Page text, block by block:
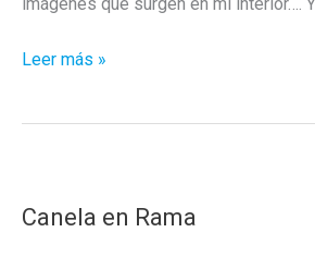
Talento
Leer más »
Canela en Rama